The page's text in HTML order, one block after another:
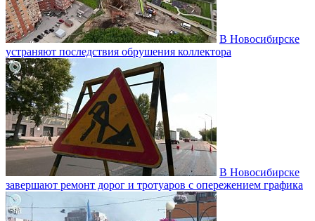
В Новосибирске
устраняют последствия обрушения коллектора
В Новосибирске
завершают ремонт дорог и тротуаров с опережением графика